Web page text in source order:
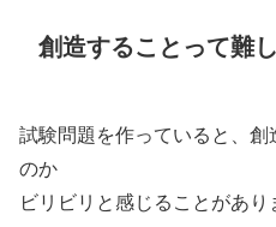
創造することって難
試験問題を作っていると、
のか
ビリビリと感じることがあり